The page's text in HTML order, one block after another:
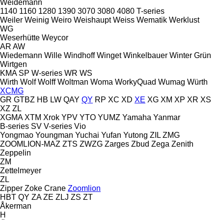
Weidemann
1140 1160 1280 1390 3070 3080 4080 T-series
Weiler Weinig Weiro Weishaupt Weiss Wematik Werklust
WG
Weserhütte Weycor
AR AW
Wiedemann Wille Windhoff Winget Winkelbauer Winter Grün
Wirtgen
KMA SP W-series WR WS
Wirth Wolf Wolff Woltman Woma WorkyQuad Wumag Würth
XCMG
GR GTBZ HB LW QAY QY RP XC XD XE XG XM XP XR XS
XZ ZL
XGMA XTM Xrok YPV YTO YUMZ Yamaha Yanmar
B-series SV V-series Vio
Yongmao Youngman Yuchai Yufan Yutong ZIL ZMG
ZOOMLION-MAZ ZTS ZWZG Zarges Zbud Zega Zenith
Zeppelin
ZM
Zettelmeyer
ZL
Zipper Zoke Crane Zoomlion
HBT QY ZA ZE ZLJ ZS ZT
Åkerman
H